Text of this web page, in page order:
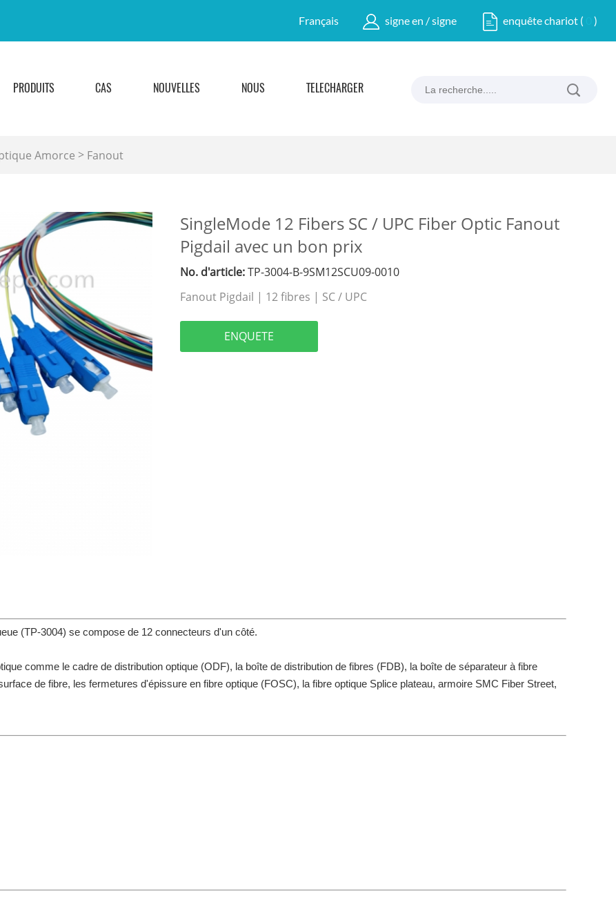
Français signe en / signe enquête chariot ( )
PRODUITS CAS NOUVELLES NOUS TÉLÉCHARGER
Amorce > Fanout
SingleMode 12 Fibers SC / UPC Fiber Optic Fanout
Pigdail avec un bon prix
No. d'article:TP-3004-B-9SM12SCU09-0010
Fanout Pigdail | 12 fibres | SC / UPC
ENQUETE
(TP-3004) se compose de 12 connecteurs d'un côté.
comme le cadre de distribution optique (ODF), la boîte de distribution de fibres (FDB), la boîte de séparateur à fibre
de fibre, les fermetures d'épissure en fibre optique (FOSC), la fibre optique Splice plateau, armoire SMC Fiber Street,